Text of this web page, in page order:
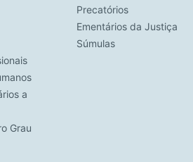
a
Grau
Precatórios
Ementários da Justiça
Súmulas